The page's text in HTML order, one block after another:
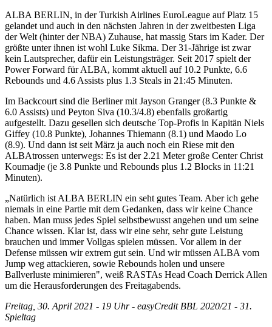
ALBA BERLIN, in der Turkish Airlines EuroLeague auf Platz 15
gelandet und auch in den nächsten Jahren in der zweitbesten Liga
der Welt (hinter der NBA) Zuhause, hat massig Stars im Kader. Der
größte unter ihnen ist wohl Luke Sikma. Der 31-Jährige ist zwar
kein Lautsprecher, dafür ein Leistungsträger. Seit 2017 spielt der
Power Forward für ALBA, kommt aktuell auf 10.2 Punkte, 6.6
Rebounds und 4.6 Assists plus 1.3 Steals in 21:45 Minuten.
Im Backcourt sind die Berliner mit Jayson Granger (8.3 Punkte &
6.0 Assists) und Peyton Siva (10.3/4.8) ebenfalls großartig
aufgestellt. Dazu gesellen sich deutsche Top-Profis in Kapitän Niels
Giffey (10.8 Punkte), Johannes Thiemann (8.1) und Maodo Lo
(8.9). Und dann ist seit März ja auch noch ein Riese mit den
ALBAtrossen unterwegs: Es ist der 2.21 Meter große Center Christ
Koumadje (je 3.8 Punkte und Rebounds plus 1.2 Blocks in 11:21
Minuten).
„Natürlich ist ALBA BERLIN ein seht gutes Team. Aber ich gehe
niemals in eine Partie mit dem Gedanken, dass wir keine Chance
haben. Man muss jedes Spiel selbstbewusst angehen und um seine
Chance wissen. Klar ist, dass wir eine sehr, sehr gute Leistung
brauchen und immer Vollgas spielen müssen. Vor allem in der
Defense müssen wir extrem gut sein. Und wir müssen ALBA vom
Jump weg attackieren, sowie Rebounds holen und unsere
Ballverluste minimieren", weiß RASTAs Head Coach Derrick Allen
um die Herausforderungen des Freitagabends.
Freitag, 30. April 2021 - 19 Uhr - easyCredit BBL 2020/21 - 31.
Spieltag